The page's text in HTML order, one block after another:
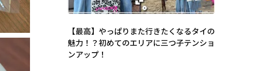
【最高】やっぱりまた行きたくなるタイの
魅力！？初めてのエリアに三つ子テンショ
ンアップ！